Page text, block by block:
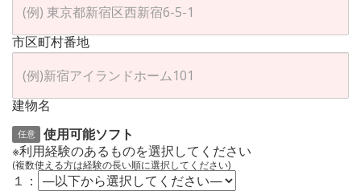
市区町村番地
建物名
任意
使用可能ソフト
※利用経験のあるものを選択してください
(複数使える方は経験の長い順に選択してください)
１：